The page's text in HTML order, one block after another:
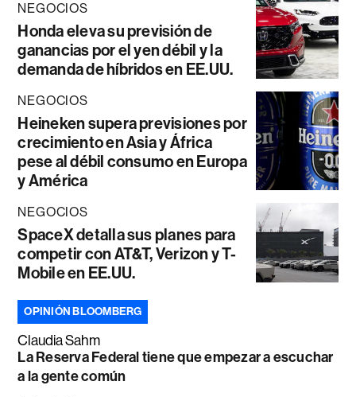
NEGOCIOS
Honda eleva su previsión de
ganancias por el yen débil y la
demanda de híbridos en EE.UU.
NEGOCIOS
Heineken supera previsiones por
crecimiento en Asia y África
pese al débil consumo en Europa
y América
NEGOCIOS
SpaceX detalla sus planes para
competir con AT&T, Verizon y T-
Mobile en EE.UU.
OPINIÓN BLOOMBERG
Claudia Sahm
La Reserva Federal tiene que empezar a escuchar
a la gente común